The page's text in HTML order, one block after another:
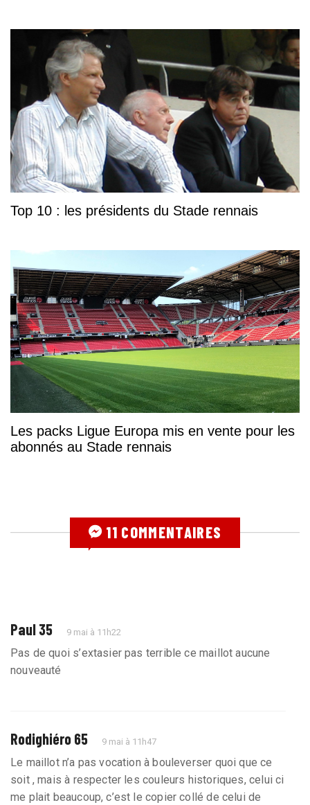
Top 10 : les présidents du Stade rennais
Les packs Ligue Europa mis en vente pour les
abonnés au Stade rennais
11 COMMENTAIRES
Paul 35 9 mai à 11h22
Pas de quoi s’extasier pas terrible ce maillot aucune
nouveauté
Rodighiéro 65 9 mai à 11h47
Le maillot n’a pas vocation à bouleverser quoi que ce
soit , mais à respecter les couleurs historiques, celui ci
me plait beaucoup, c’est le copier collé de celui de